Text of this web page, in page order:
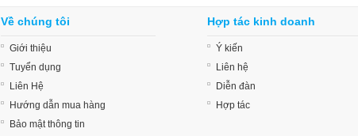
Về chúng tôi
Giới thiệu
Tuyển dụng
Liên Hệ
Hướng dẫn mua hàng
Bảo mật thông tin
Hợp tác kinh doanh
Ý kiến
Liên hệ
Diễn đàn
Hợp tác